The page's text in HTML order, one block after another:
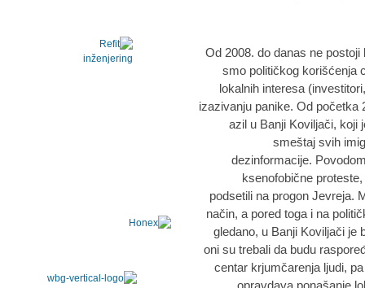
- Od 2008. do danas ne
smo političkog korišćenja
lokalnih interesa
izazivanju panike. Od početka
azil u Banji Koviljači, koji
smeštaj svih
dezinformacije.
ksenofobične
podsetili na progon Jevreja.
način, a pored toga i na
gledano, u Banji Koviljači je
oni su trebali da budu
centar krjumčarenja ljudi,
opravdava ponašanje